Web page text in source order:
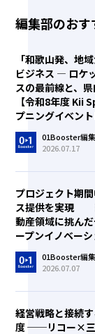
編集部のおす
「和歌山発、地
ビジネス ― ロケ
スの最前線と、
【令和8年度 Kii
プニングイベント
01Booster編
2026.07.17
プロジェクト期
ス提供を実現
動産領域に挑ん
ープンイノベー
01Booster編
2026.07.07
経営戦略と接続
度 ──リコー×三